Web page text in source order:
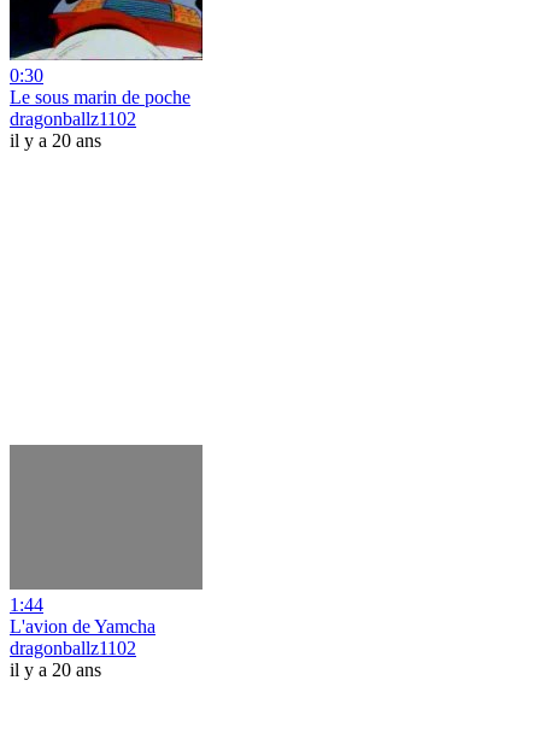
0:30
Le sous marin de poche
dragonballz1102
il y a 20 ans
1:44
L'avion de Yamcha
dragonballz1102
il y a 20 ans